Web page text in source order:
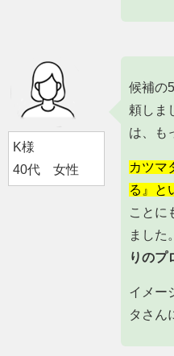
K様
40代 女性
候補の
頼しま
は、も
カツマ
る』と
ことに
ました
りのプ
イメー
タさん